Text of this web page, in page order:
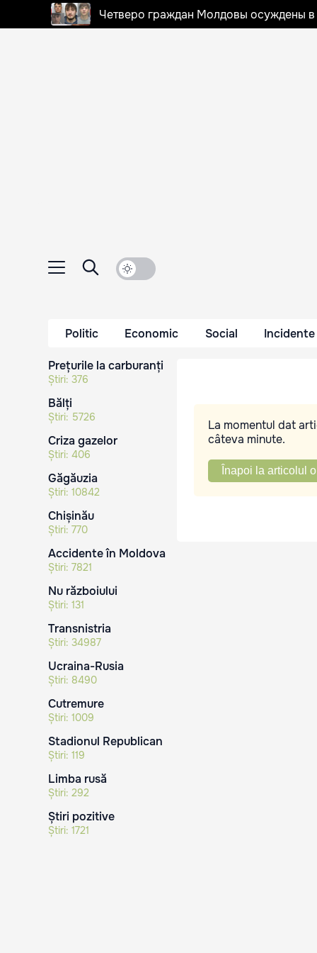
Четверо граждан Молдовы осуждены
Politic Economic Social Incidente
Prețurile la carburanți
Știri: 376
Bălți
Știri: 5726
Criza gazelor
Știri: 406
Găgăuzia
Știri: 10842
Chișinău
Știri: 770
Accidente în Moldova
Știri: 7821
Nu războiului
Știri: 131
Transnistria
Știri: 34987
Ucraina-Rusia
Știri: 8490
Cutremure
Știri: 1009
Stadionul Republican
Știri: 119
Limba rusă
Știri: 292
Știri pozitive
Știri: 1721
La momentul dat
câteva minute.
Înapoi la articolul